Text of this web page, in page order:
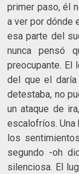
primer paso, él
a ver por dónde
esa parte del
nunca pensó
preocupante. El
del que el daría
detestaba, no
un ataque de
escalofríos.
los
segundo -oh
silenciosa. El